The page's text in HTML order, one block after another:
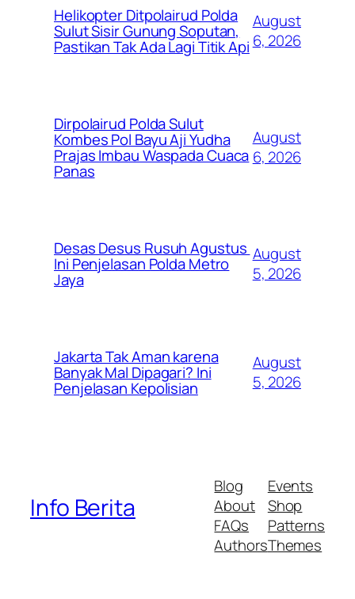
Helikopter Ditpolairud Polda
Sulut Sisir Gunung Soputan,
Pastikan Tak Ada Lagi Titik Api
August
6, 2026
Dirpolairud Polda Sulut
Kombes Pol Bayu Aji Yudha
Prajas Imbau Waspada Cuaca
Panas
August
6, 2026
Desas Desus Rusuh Agustus
Ini Penjelasan Polda Metro
Jaya
August
5, 2026
Jakarta Tak Aman karena
Banyak Mal Dipagari? Ini
Penjelasan Kepolisian
August
5, 2026
Info Berita
Blog
About
FAQs
Authors
Events
Shop
Patterns
Themes